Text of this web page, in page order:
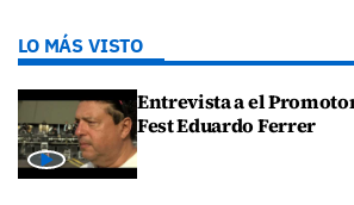
LO MÁS VISTO
Entrevista a el
Fest Eduardo Ferrer